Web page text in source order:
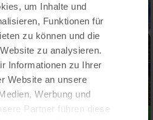
um Inhalte und
Funktionen für
zu können und die
zu analysieren.
Informationen zu Ihrer
Website an unsere
Werbung und
Partner führen diese